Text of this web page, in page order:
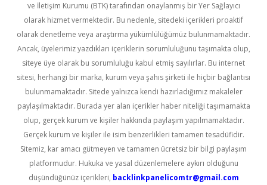
ve İletişim Kurumu (BTK) tarafından onaylanmış bir Yer Sağlayıcı
olarak hizmet vermektedir. Bu nedenle, sitedeki içerikleri proaktif
olarak denetleme veya araştırma yükümlülüğümüz bulunmamaktadır.
Ancak, üyelerimiz yazdıkları içeriklerin sorumluluğunu taşımakta olup,
siteye üye olarak bu sorumluluğu kabul etmiş sayılırlar. Bu internet
sitesi, herhangi bir marka, kurum veya şahıs şirketi ile hiçbir bağlantısı
bulunmamaktadır. Sitede yalnızca kendi hazırladığımız makaleler
paylaşılmaktadır. Burada yer alan içerikler haber niteliği taşımamakta
olup, gerçek kurum ve kişiler hakkında paylaşım yapılmamaktadır.
Gerçek kurum ve kişiler ile isim benzerlikleri tamamen tesadüfidir.
Sitemiz, kar amacı gütmeyen ve tamamen ücretsiz bir bilgi paylaşım
platformudur. Hukuka ve yasal düzenlemelere aykırı olduğunu
düşündüğünüz içerikleri, backlinkpanelicomtr@gmail.com